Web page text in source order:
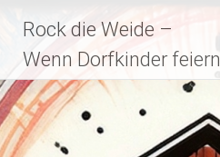
Inhalt
springen
Rock die Weide –
Wenn Dorfkinder feiern